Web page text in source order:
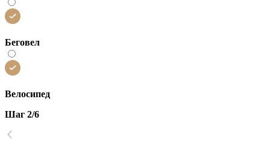
Беговел
Велосипед
Шаг 2/6